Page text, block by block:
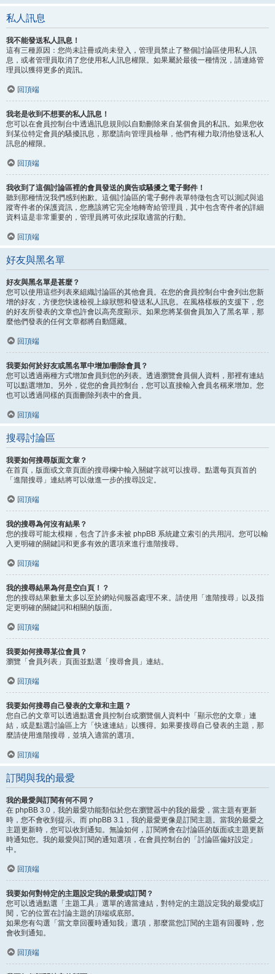
私人訊息
我不能發送私人訊息！
這有三種原因：您尚未註冊或尚未登入，管理員禁止了整個討論區使用私人訊
息，或者管理員取消了您使用私人訊息權限。如果屬於最後一種情況，請連絡管
理員以獲得更多的資訊。
回頂端
我老是收到不想要的私人訊息！
您可以在會員控制台中透過訊息規則以自動刪除來自某個會員的私訊。如果您收
到某位特定會員的騷擾訊息，那麼請向管理員檢舉，他們有權力取消他發送私人
訊息的權限。
回頂端
我收到了這個討論區裡的會員發送的廣告或騷擾之電子郵件！
聽到那種情況我們感到抱歉。這個討論區的電子郵件表單特徵包含可以測試與追
蹤寄件者的保護資訊，您應該將它完全地轉寄給管理員，其中包含寄件者的詳細
資料這是非常重要的，管理員將可依此採取適當的行動。
回頂端
好友與黑名單
好友與黑名單是甚麼？
您可以使用這些列表來組織討論區的其他會員。在您的會員控制台中會列出您新
增的好友，方便您快速檢視上線狀態和發送私人訊息。在風格樣板的支援下，您
的好友所發表的文章也許會以高亮度顯示。如果您將某個會員加入了黑名單，那
麼他們發表的任何文章都將自動隱藏。
回頂端
我要如何於好友或黑名單中增加/刪除會員？
您可以透過兩種方式增加會員到您的列表。透過瀏覽會員個人資料，那裡有連結
可以點選增加。另外，從您的會員控制台，您可以直接輸入會員名稱來增加。您
也可以透過同樣的頁面刪除列表中的會員。
回頂端
搜尋討論區
我要如何搜尋版面文章？
在首頁，版面或文章頁面的搜尋欄中輸入關鍵字就可以搜尋。點選每頁頁首的
「進階搜尋」連結將可以做進一步的搜尋設定。
回頂端
我的搜尋為何沒有結果？
您的搜尋可能太模糊，包含了許多未被 phpBB 系統建立索引的共用詞。您可以輸
入更明確的關鍵詞和更多有效的選項來進行進階搜尋。
回頂端
我的搜尋結果為何是空白頁！？
您的搜尋結果數量太多以至於網站伺服器處理不來。請使用「進階搜尋」以及指
定更明確的關鍵詞和相關的版面。
回頂端
我要如何搜尋某位會員？
瀏覽「會員列表」頁面並點選「搜尋會員」連結。
回頂端
我要如何搜尋自己發表的文章和主題？
您自己的文章可以透過點選會員控制台或瀏覽個人資料中「顯示您的文章」連
結，或是點選討論區上方「快速連結」以獲得。如果要搜尋自己發表的主題，那
麼請使用進階搜尋，並填入適當的選項。
回頂端
訂閱與我的最愛
我的最愛與訂閱有何不同？
在 phpBB 3.0，我的最愛功能類似於您在瀏覽器中的我的最愛，當主題有更新
時，您不會收到提示。而 phpBB 3.1，我的最愛更像是訂閱主題。當我的最愛之
主題更新時，您可以收到通知。無論如何，訂閱將會在討論區的版面或主題更新
時通知您。我的最愛與訂閱的通知選項，在會員控制台的「討論區偏好設定」
中。
回頂端
我要如何對特定的主題設定我的最愛或訂閱？
您可以透過點選「主題工具」選單的適當連結，對特定的主題設定我的最愛或訂
閱，它的位置在討論主題的頂端或底部。
如果您有勾選「當文章回覆時通知我」選項，那麼當您訂閱的主題有回覆時，您
會收到通知。
回頂端